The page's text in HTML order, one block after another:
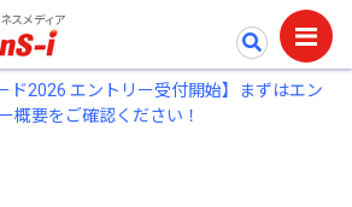
スメディア
ド2026 エントリー受付開始】まずはエン
概要をご確認ください！